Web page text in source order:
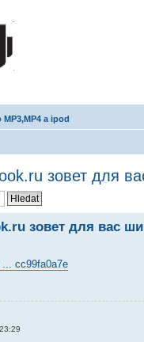
a ipod
зовет для
зовет для вас
cc99fa0a7e